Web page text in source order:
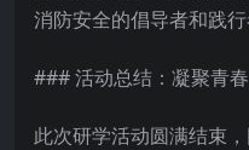
消防安全的倡导者和践行
### 活动总结：凝聚青
此次研学活动圆满结束